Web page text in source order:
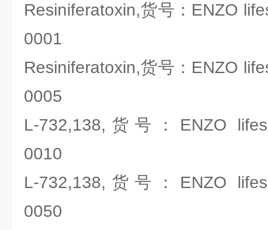
Resiniferatoxin,货号：ENZO
0001
Resiniferatoxin,货号：ENZO
0005
L-732,138,货号：ENZO
0010
L-732,138,货号：ENZO
0050